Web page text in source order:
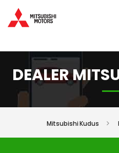
DEALER
Mitsubishi Kudus